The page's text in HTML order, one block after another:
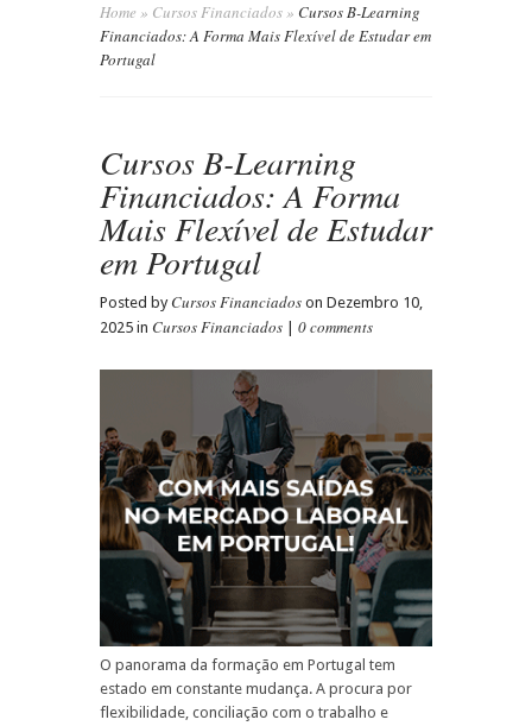
Home » Cursos Financiados» Cursos B-Learning
Financiados: A Forma Mais Flexível de Estudar em
Portugal
Cursos B-Learning
Financiados: A Forma
Mais Flexível de Estudar
em Portugal
Posted by Cursos Financiados on Dezembro 10,
2025 in Cursos Financiados 0 comments
O panorama da formação em Portugal tem
estado em constante mudança. A procura por
flexibilidade, conciliação com o trabalho e